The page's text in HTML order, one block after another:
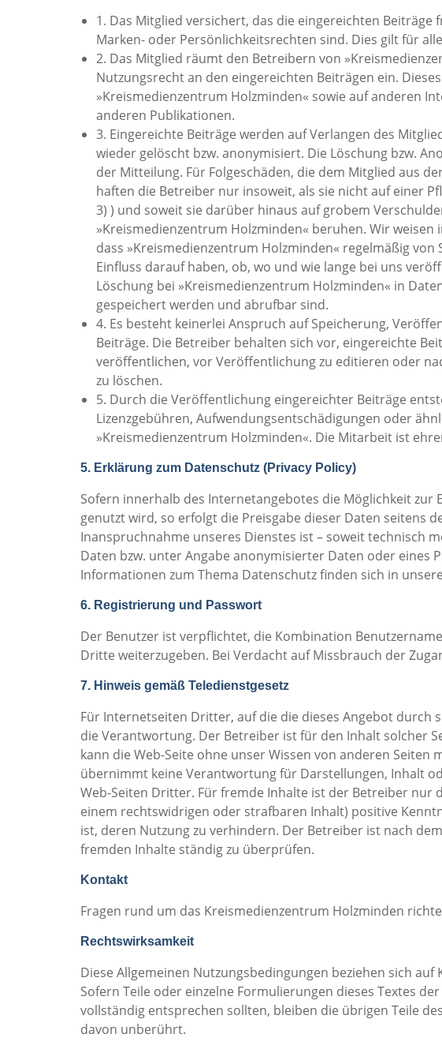
1. Das Mitglied versichert, das die eingereichten
Marken- oder Persönlichkeitsrechten sind. Dies gilt für
2. Das Mitglied räumt den Betreibern von
Nutzungsrecht an den eingereichten Beiträgen ein.
»Kreismedienzentrum Holzminden« sowie auf anderen
anderen Publikationen.
3. Eingereichte Beiträge werden auf Verlangen des
wieder gelöscht bzw. anonymisiert. Die Löschung bzw.
der Mitteilung. Für Folgeschäden, die dem Mitglied aus
haften die Betreiber nur insoweit, als sie nicht auf einer
3) ) und soweit sie darüber hinaus auf grobem
»Kreismedienzentrum Holzminden« beruhen. Wir
dass »Kreismedienzentrum Holzminden« regelmäßig
Einfluss darauf haben, ob, wo und wie lange bei uns
Löschung bei »Kreismedienzentrum Holzminden« in
gespeichert werden und abrufbar sind.
4. Es besteht keinerlei Anspruch auf Speicherung,
Beiträge. Die Betreiber behalten sich vor, eingereichte
veröffentlichen, vor Veröffentlichung zu editieren oder
zu löschen.
5. Durch die Veröffentlichung eingereichter Beiträge
Lizenzgebühren, Aufwendungsentschädigungen oder
»Kreismedienzentrum Holzminden«. Die Mitarbeit ist
5. Erklärung zum Datenschutz (Privacy Policy)
Sofern innerhalb des Internetangebotes die Möglichkeit
genutzt wird, so erfolgt die Preisgabe dieser Daten seitens
Inanspruchnahme unseres Dienstes ist – soweit technisch
Daten bzw. unter Angabe anonymisierter Daten oder eines
Informationen zum Thema Datenschutz finden sich in
6. Registrierung und Passwort
Der Benutzer ist verpflichtet, die Kombination
Dritte weiterzugeben. Bei Verdacht auf Missbrauch der
7. Hinweis gemäß Teledienstgesetz
Für Internetseiten Dritter, auf die die dieses Angebot durch
die Verantwortung. Der Betreiber ist für den Inhalt solcher
kann die Web-Seite ohne unser Wissen von anderen
übernimmt keine Verantwortung für Darstellungen, Inhalt
Web-Seiten Dritter. Für fremde Inhalte ist der Betreiber nur
einem rechtswidrigen oder strafbaren Inhalt) positive
ist, deren Nutzung zu verhindern. Der Betreiber ist nach
fremden Inhalte ständig zu überprüfen.
Kontakt
Fragen rund um das Kreismedienzentrum Holzminden
Rechtswirksamkeit
Diese Allgemeinen Nutzungsbedingungen beziehen sich
Sofern Teile oder einzelne Formulierungen dieses Textes
vollständig entsprechen sollten, bleiben die übrigen Teile
davon unberührt.